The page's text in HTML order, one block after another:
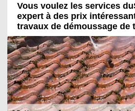
Vous voulez les services
expert à des prix
travaux de démoussage de